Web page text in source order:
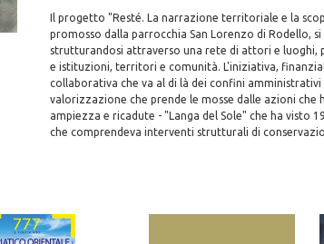
Il progetto "Resté. La narrazione territoriale e la
promosso dalla parrocchia San Lorenzo di Rodello,
strutturandosi attraverso una rete di attori e luoghi,
e istituzioni, territori e comunità. L'iniziativa,
collaborativa che va al di là dei confini
valorizzazione che prende le mosse dalle azioni
ampiezza e ricadute - "Langa del Sole" che ha visto
che comprendeva interventi strutturali di